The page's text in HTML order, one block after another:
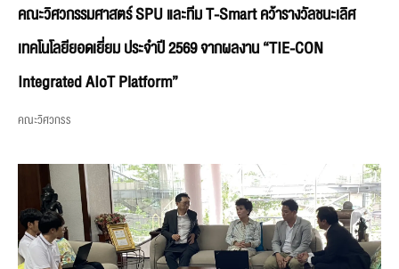
คณะวิศวกรรมศาสตร์ SPU และทีม T-Smart คว้ารางวัลชนะเลิศ
เทคโนโลยียอดเยี่ยม ประจำปี 2569 จากผลงาน “TIE-CON
Integrated AIoT Platform”
คณะวิศวกรร